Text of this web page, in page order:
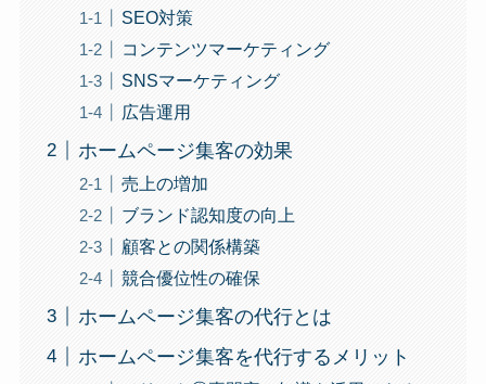
SEO対策
コンテンツマーケティング
SNSマーケティング
広告運用
ホームページ集客の効果
売上の増加
ブランド認知度の向上
顧客との関係構築
競合優位性の確保
ホームページ集客の代行とは
ホームページ集客を代行するメリット